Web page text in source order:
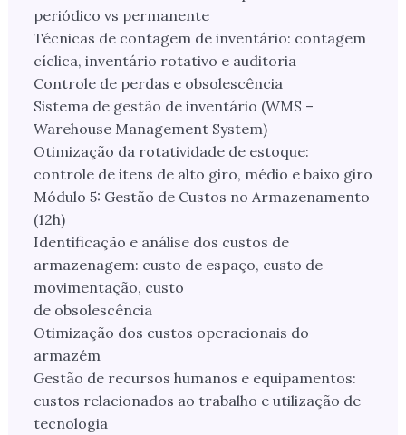
periódico vs permanente
Técnicas de contagem de inventário: contagem
cíclica, inventário rotativo e auditoria
Controle de perdas e obsolescência
Sistema de gestão de inventário (WMS –
Warehouse Management System)
Otimização da rotatividade de estoque:
controle de itens de alto giro, médio e baixo giro
Módulo 5: Gestão de Custos no Armazenamento
(12h)
Identificação e análise dos custos de
armazenagem: custo de espaço, custo de
movimentação, custo
de obsolescência
Otimização dos custos operacionais do
armazém
Gestão de recursos humanos e equipamentos:
custos relacionados ao trabalho e utilização de
tecnologia